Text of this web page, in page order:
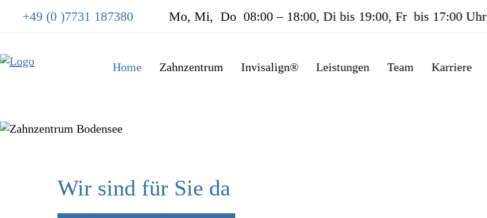
+49 (0 )7731 187380 Mo, Mi, Do 08:00 – 18:00, Di bis 19:00, Fr bis 17:00 Uhr
Home Zahnzentrum Invisalign® Leistungen Team Karriere
Wir sind für Sie da